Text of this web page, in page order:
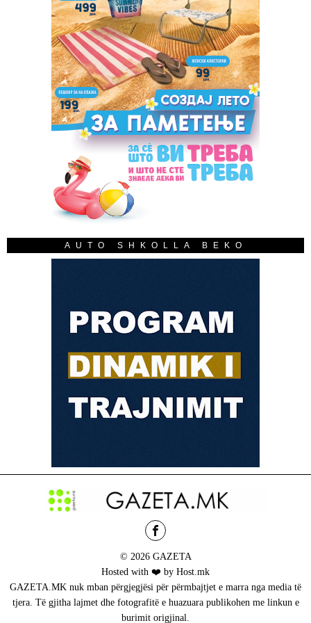
AUTO SHKOLLA BEKO
© 2026 GAZETA
Hosted with ❤️ by Host.mk
GAZETA.MK nuk mban përgjegjësi për përmbajtjet e marra nga media të
tjera. Të gjitha lajmet dhe fotografitë e huazuara publikohen me linkun e
burimit origjinal.